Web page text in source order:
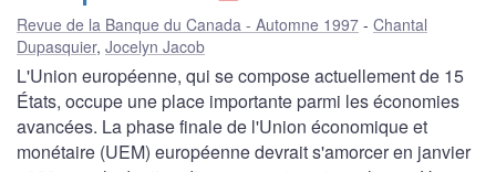
Revue de la Banque du Canada - Automne 1997
Chantal
Dupasquier, Jocelyn Jacob
L'Union européenne, qui se compose actuellement de 15
États, occupe une place importante parmi les économies
avancées. La phase finale de l'Union économique et
monétaire (UEM) européenne devrait s'amorcer en janvier